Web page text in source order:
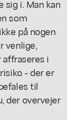
i. Man kan
som
på nogen
venlige,
i
- der er
til
der overvejer